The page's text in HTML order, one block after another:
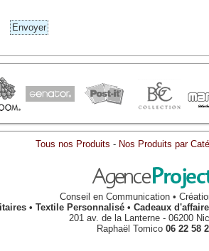
Tous nos Produits - Nos Produits par
Conseil en Communication •
• Textile Personnalisé • Cadeaux
201 av. de la Lanterne - 06200
Raphaël Tomico 06 22 58